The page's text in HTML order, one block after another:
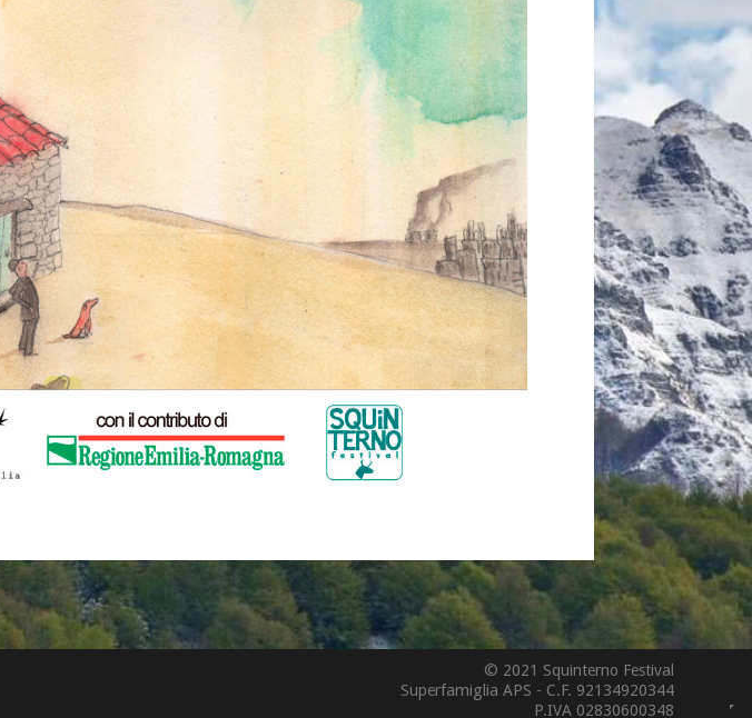
© 2021 Squinterno Festival
Superfamiglia APS - C.F. 92134920344
P.IVA 02830600348